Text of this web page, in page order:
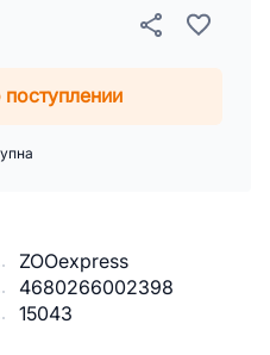
ZOOexpress
4680266002398
15043